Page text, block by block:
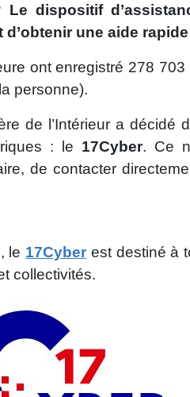
dispositif
une aide
ont enregistré 278
personne).
de l’Intérieur a décidé
: le 17Cyber. Ce
de contacter
, le 17Cyber est destiné à
collectivités.